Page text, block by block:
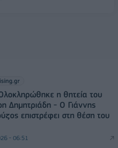
η θητεία του
Δημητριάδη - Ο Γιάννης
επιστρέφει στη θέση του
- 06:51